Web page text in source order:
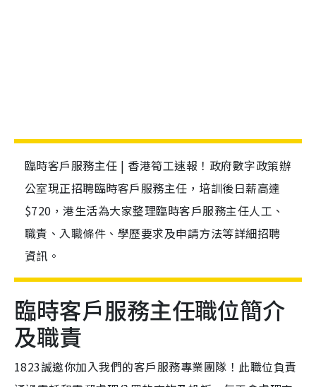
臨時客戶服務主任 | 香港筍工速報！政府數字政策辦
公室現正招聘臨時客戶服務主任，培訓後日薪高達
$720，港生活為大家整理臨時客戶服務主任人工、
職責、入職條件、學歷要求及申請方法等詳細招聘
資訊。
臨時客戶服務主任職位簡介
及職責
1823誠邀你加入我們的客戶服務專業團隊！此職位負責